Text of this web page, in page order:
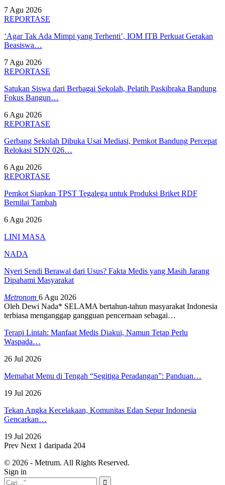
7 Agu 2026
REPORTASE
‘Agar Tak Ada Mimpi yang Terhenti’, IOM ITB Perkuat Gerakan
Beasiswa…
7 Agu 2026
REPORTASE
Satukan Siswa dari Berbagai Sekolah, Pelatih Paskibraka Bandung
Fokus Bangun…
6 Agu 2026
REPORTASE
Gerbang Sekolah Dibuka Usai Mediasi, Pemkot Bandung Percepat
Relokasi SDN 026…
6 Agu 2026
REPORTASE
Pemkot Siapkan TPST Tegalega untuk Produksi Briket RDF
Bernilai Tambah
6 Agu 2026
LINI MASA
NADA
Nyeri Sendi Berawal dari Usus? Fakta Medis yang Masih Jarang
Dipahami Masyarakat
Metronom 6 Agu 2026
Oleh Dewi Nada* SELAMA bertahun-tahun masyarakat Indonesia
terbiasa menganggap gangguan pencernaan sebagai…
Terapi Lintah: Manfaat Medis Diakui, Namun Tetap Perlu
Waspada…
26 Jul 2026
Memahat Menu di Tengah “Segitiga Peradangan”: Panduan…
19 Jul 2026
Tekan Angka Kecelakaan, Komunitas Edan Sepur Indonesia
Gencarkan…
19 Jul 2026
Prev Next 1 daripada 204
© 2026 - Metrum. All Rights Reserved.
Sign in